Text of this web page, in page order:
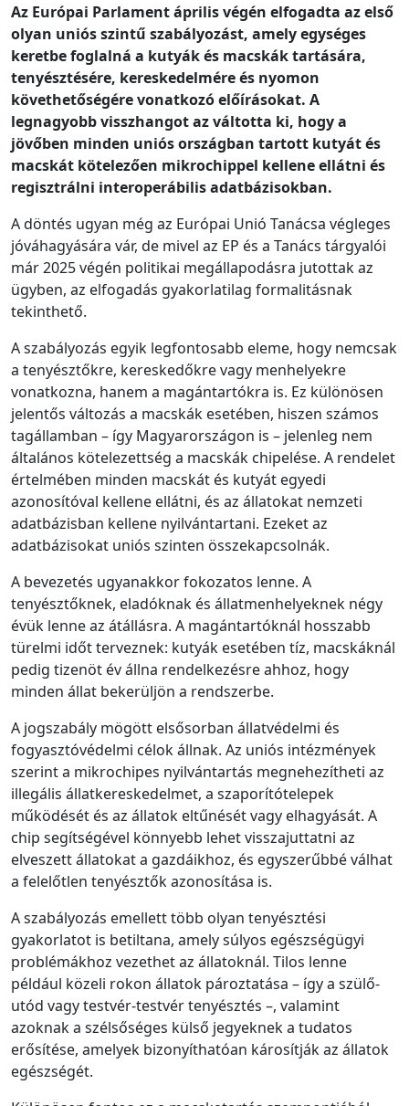
Az Európai Parlament április végén elfogadta az első
olyan uniós szintű szabályozást, amely egységes
keretbe foglalná a kutyák és macskák tartására,
tenyésztésére, kereskedelmére és nyomon
követhetőségére vonatkozó előírásokat. A
legnagyobb visszhangot az váltotta ki, hogy a
jövőben minden uniós országban tartott kutyát és
macskát kötelezően mikrochippel kellene ellátni és
regisztrálni interoperábilis adatbázisokban.
A döntés ugyan még az Európai Unió Tanácsa végleges
jóváhagyására vár, de mivel az EP és a Tanács tárgyalói
már 2025 végén politikai megállapodásra jutottak az
ügyben, az elfogadás gyakorlatilag formalitásnak
tekinthető.
A szabályozás egyik legfontosabb eleme, hogy nemcsak
a tenyésztőkre, kereskedőkre vagy menhelyekre
vonatkozna, hanem a magántartókra is. Ez különösen
jelentős változás a macskák esetében, hiszen számos
tagállamban – így Magyarországon is – jelenleg nem
általános kötelezettség a macskák chipelése. A rendelet
értelmében minden macskát és kutyát egyedi
azonosítóval kellene ellátni, és az állatokat nemzeti
adatbázisban kellene nyilvántartani. Ezeket az
adatbázisokat uniós szinten összekapcsolnák.
A bevezetés ugyanakkor fokozatos lenne. A
tenyésztőknek, eladóknak és állatmenhelyeknek négy
évük lenne az átállásra. A magántartóknál hosszabb
türelmi időt terveznek: kutyák esetében tíz, macskáknál
pedig tizenöt év állna rendelkezésre ahhoz, hogy
minden állat bekerüljön a rendszerbe.
A jogszabály mögött elsősorban állatvédelmi és
fogyasztóvédelmi célok állnak. Az uniós intézmények
szerint a mikrochipes nyilvántartás megnehezítheti az
illegális állatkereskedelmet, a szaporítótelepek
működését és az állatok eltűnését vagy elhagyását. A
chip segítségével könnyebb lehet visszajuttatni az
elveszett állatokat a gazdáikhoz, és egyszerűbbé válhat
a felelőtlen tenyésztők azonosítása is.
A szabályozás emellett több olyan tenyésztési
gyakorlatot is betiltana, amely súlyos egészségügyi
problémákhoz vezethet az állatoknál. Tilos lenne
például közeli rokon állatok pároztatása – így a szülő-
utód vagy testvér-testvér tenyésztés –, valamint
azoknak a szélsőséges külső jegyeknek a tudatos
erősítése, amelyek bizonyíthatóan károsítják az állatok
egészségét.